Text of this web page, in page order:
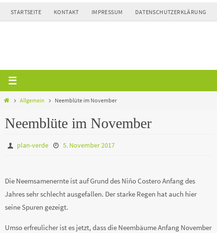
Zum
Inhalt
STARTSEITE KONTAKT IMPRESSUM DATENSCHUTZERKLÄRUNG
HomeAllgemein Neemblüte im November
Neemblüte im November
plan-verde 5. November 2017
Die Neemsamenernte ist auf Grund des Niño Costero Anfang des
Jahres sehr schlecht ausgefallen. Der starke Regen hat auch hier
seine Spuren gezeigt.
Umso erfreulicher ist es jetzt, dass die Neembäume Anfang November